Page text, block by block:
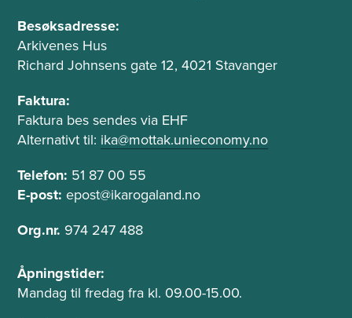
s
s
e
g
t
e
e
f
n
Besøksadresse:
Arkivenes Hus
Richard Johnsens gate 12, 4021 Stavanger
Faktura:
Faktura bes sendes via EHF
Alternativt til: ika@mottak.unieconomy.no
Telefon: 51 87 00 55
E-post: epost@ikarogaland.no
Org.nr. 974 247 488
Å
p
Åpningstider:
Mandag til fredag fra kl. 09.00-15.00.